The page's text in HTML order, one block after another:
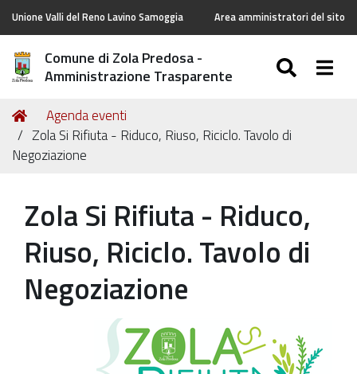
Unione Valli del Reno Lavino Samoggia Area amministratori del sito
Comune di Zola Predosa -
Amministrazione Trasparente
Tu
sei
qui:
Home
Agenda eventi
Zola Si Rifiuta - Riduco, Riuso, Riciclo. Tavolo di
Negoziazione
Zola Si Rifiuta - Riduco,
Riuso, Riciclo. Tavolo di
Negoziazione
https://old.comune.zolapredosa.bo.it/events/